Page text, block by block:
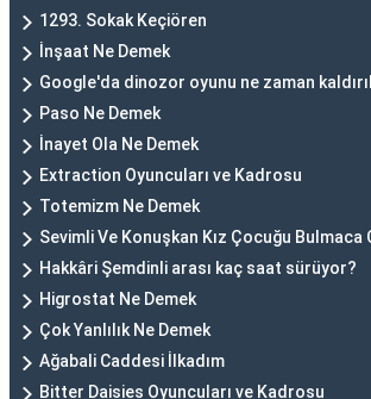
1293. Sokak Keçiören
İnşaat Ne Demek
Google'da dinozor oyunu ne zaman
Paso Ne Demek
İnayet Ola Ne Demek
Extraction Oyuncuları ve Kadrosu
Totemizm Ne Demek
Sevimli Ve Konuşkan Kız Çocuğu Bulmaca
Hakkâri Şemdinli arası kaç saat sürüyor?
Higrostat Ne Demek
Çok Yanlılık Ne Demek
Ağabali Caddesi İlkadım
Bitter Daisies Oyuncuları ve Kadrosu